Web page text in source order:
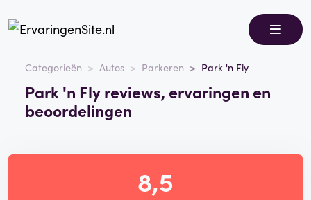
Categorieën Autos Parkeren Park 'n Fly
Park 'n Fly reviews, ervaringen en
beoordelingen
8,5